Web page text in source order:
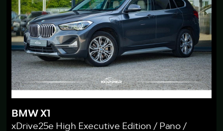
BMW X1
xDrive25e High Executive Edition / Pano /